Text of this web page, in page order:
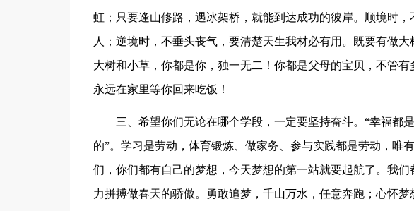
虹；只要逢山修路，遇冰架桥，就能到达成功的彼岸。顺境时
人；逆境时，不垂头丧气，要清楚天生我材必有用。既要有做
大树和小草，你都是你，独一无二！你都是父母的宝贝，不管
永远在家里等你回来吃饭！
三、希望你们无论在哪个学段，一定要坚持奋斗。“幸福都
的”。学习是劳动，体育锻炼、做家务、参与实践都是劳动，唯
们，你们都有自己的梦想，今天梦想的第一站就要起航了。我
力拼搏做春天的骄傲。勇敢追梦，千山万水，任意奔跑；心怀